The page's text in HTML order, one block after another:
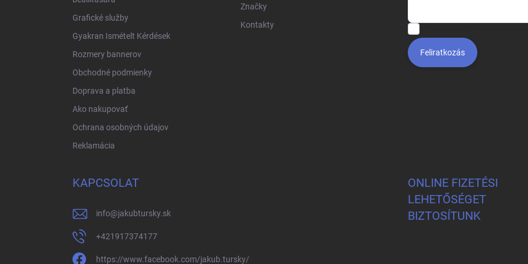
Grafické služby
Gyakran Ismételt Kérdések
Rozmery bannerov
Obchodné podmienky
Doprava a platba
Ako nakupovať
Ochrana osobných údajov
Reklamácia
Značky
Kontakty
Feliratkozás
KAPCSOLAT
info@jakubtursky.sk
+421917374177
https://www.facebook.com/jakub.tursky/
ONLINE FIZETÉSI
LEHETŐSÉGET
BIZTOSÍTUNK